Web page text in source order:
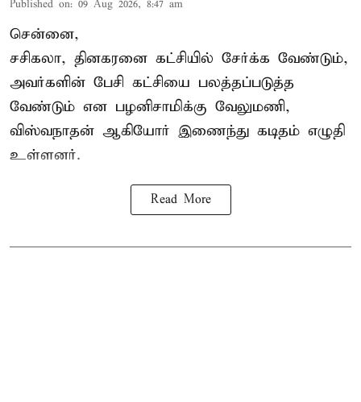
Published on: 09 Aug 2026, 8:47 am
சென்னை,
சசிகலா, தினகரனை கட்சியில் சேர்க்க வேண்டும்,
அவர்களின் பேசி கட்சியை பலத்தப்படுத்த
வேண்டும் என பழனிசாமிக்கு வேலுமணி,
விஸ்வநாதன் ஆகியோர் இணைந்து கடிதம் எழுதி
உள்ளனர்.
Read More